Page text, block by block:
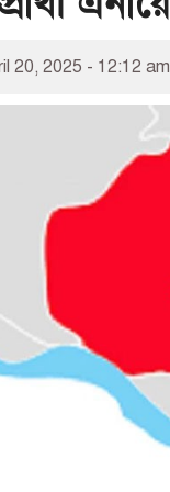
20, 2025 - 12:12 am